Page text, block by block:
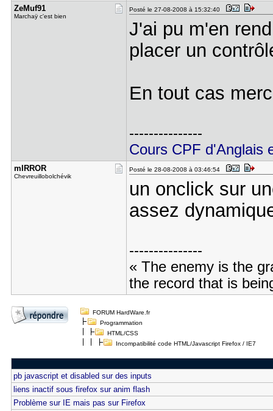
ZeMuf91
Marchaÿ c'est bien
Posté le 27-08-2008 à 15:32:40
J'ai pu m'en
placer un
En tout cas
---------------
Cours CPF d'Anglais
mIRROR
Chevreuillobolchévik
Posté le 28-08-2008 à 03:46:54
un onclick sur
assez
---------------
« The enemy is the
the record that is
FORUM HardWare.fr
Programmation
HTML/CSS
Incompatibilité code HTML/Javascript Firefox / IE7
pb javascript et disabled sur des inputs
liens inactif sous firefox sur anim flash
Problème sur IE mais pas sur Firefox